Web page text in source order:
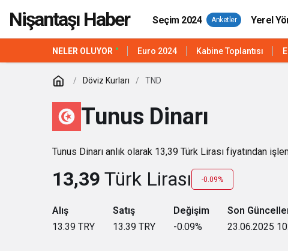
Nişantaşı Haber Seçim 2024 Anketler Yerel
NELER OLUYOR Euro 2024 Kabine Toplantısı
Döviz Kurları TND
Tunus Dinarı
Tunus Dinarı anlık olarak 13,39 Türk Lirası fiyatından
13,39 Türk Lirası -0.09%
Alış
13.39 TRY
Satış
13.39 TRY
Değişim
-0.09%
Son
23.06.2025